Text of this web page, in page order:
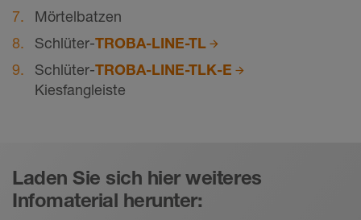
Mörtelbatzen
Schlüter-TROBA-LINE-TL
Schlüter-TROBA-LINE-TLK-E
Kiesfangleiste
Laden Sie sich hier weiteres
Infomaterial herunter: